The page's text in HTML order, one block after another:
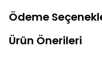
Ödeme
Ürün Önerileri